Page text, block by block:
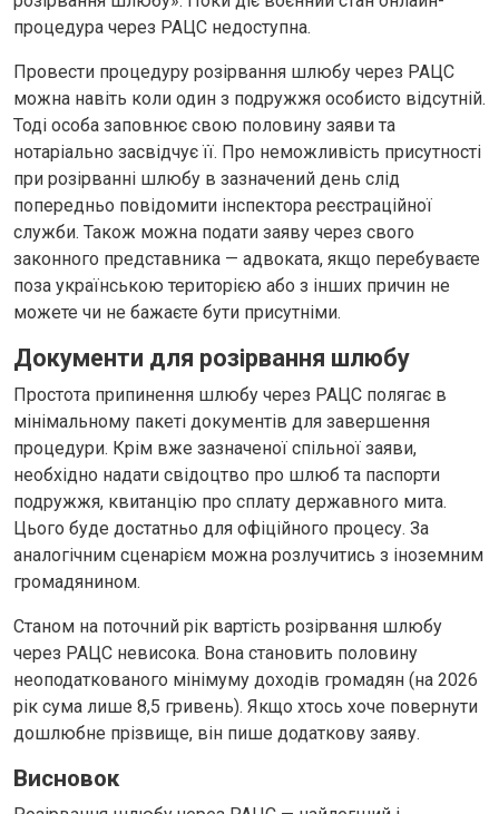
процедура через РАЦС недоступна.
Провести процедуру розірвання шлюбу через РАЦС
можна навіть коли один з подружжя особисто відсутній.
Тоді особа заповнює свою половину заяви та
нотаріально засвідчує її. Про неможливість присутності
при розірванні шлюбу в зазначений день слід
попередньо повідомити інспектора реєстраційної
служби. Також можна подати заяву через свого
законного представника — адвоката, якщо перебуваєте
поза українською територією або з інших причин не
можете чи не бажаєте бути присутніми.
Документи для розірвання шлюбу
Простота припинення шлюбу через РАЦС полягає в
мінімальному пакеті документів для завершення
процедури. Крім вже зазначеної спільної заяви,
необхідно надати свідоцтво про шлюб та паспорти
подружжя, квитанцію про сплату державного мита.
Цього буде достатньо для офіційного процесу. За
аналогічним сценарієм можна розлучитись з іноземним
громадянином.
Станом на поточний рік вартість розірвання шлюбу
через РАЦС невисока. Вона становить половину
неоподаткованого мінімуму доходів громадян (на 2026
рік сума лише 8,5 гривень). Якщо хтось хоче повернути
дошлюбне прізвище, він пише додаткову заяву.
Висновок